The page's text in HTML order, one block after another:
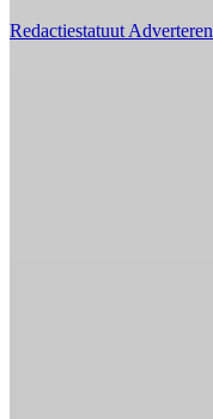
Redactiestatuut Adverteren